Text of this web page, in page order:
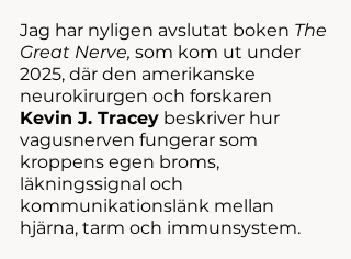
Jag har nyligen avslutat boken The
Great Nerve, som kom ut under
2025, där den amerikanske
neurokirurgen och forskaren
Kevin J. Tracey beskriver hur
vagusnerven fungerar som
kroppens egen broms,
läkningssignal och
kommunikationslänk mellan
hjärna, tarm och immunsystem.